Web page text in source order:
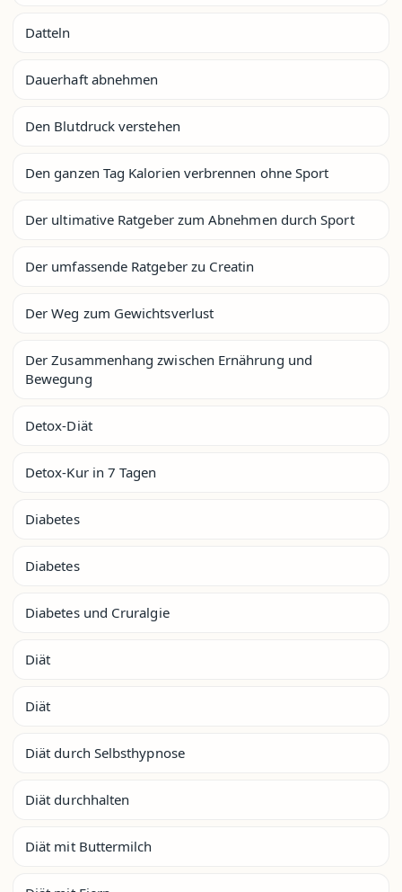
Datteln
Dauerhaft abnehmen
Den Blutdruck verstehen
Den ganzen Tag Kalorien verbrennen ohne Sport
Der ultimative Ratgeber zum Abnehmen durch Sport
Der umfassende Ratgeber zu Creatin
Der Weg zum Gewichtsverlust
Der Zusammenhang zwischen Ernährung und
Bewegung
Detox-Diät
Detox-Kur in 7 Tagen
Diabetes
Diabetes
Diabetes und Cruralgie
Diät
Diät
Diät durch Selbsthypnose
Diät durchhalten
Diät mit Buttermilch